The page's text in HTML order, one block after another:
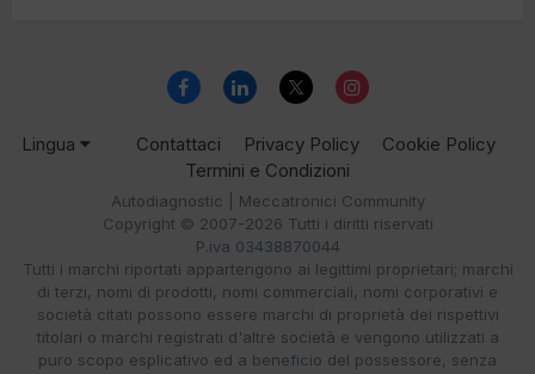
Lingua Contattaci Privacy Policy
Cookie Policy
Termini e Condizioni
Autodiagnostic | Meccatronici Community
Copyright © 2007-2026 Tutti i diritti riservati
P.iva 03438870044
Tutti i marchi riportati appartengono ai legittimi proprietari; marchi
di terzi, nomi di prodotti, nomi commerciali, nomi corporativi e
società citati possono essere marchi di proprietà dei rispettivi
titolari o marchi registrati d'altre società e vengono utilizzati a
puro scopo esplicativo ed a beneficio del possessore, senza